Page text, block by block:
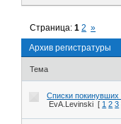
Архив регистратуры
Страница:1 2 »
Тема
Списки покинувших
EvA.Levinski [ 1 2 3